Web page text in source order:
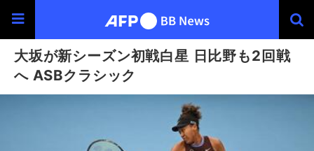
大坂が新シーズン初戦白星 日比野も2回戦
へ ASBクラシック